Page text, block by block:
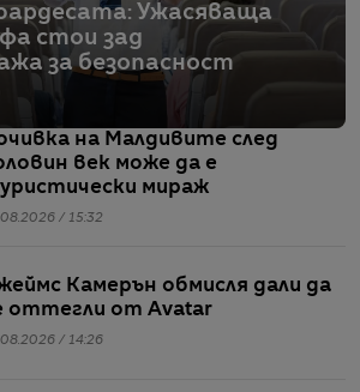
Ужасяваща
стои зад
за безопасност
на Малдивите след
век може да е
мираж
/ 15:32
Камерън обмисля дали да
оттегли от Avatar
/ 14:26